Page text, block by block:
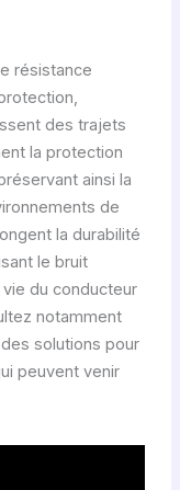
résistance
des trajets
la protection
ainsi la
de
la durabilité
le bruit
du conducteur
notamment
solutions pour
peuvent venir